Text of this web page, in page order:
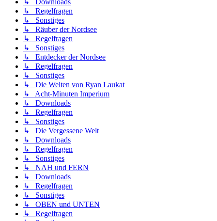
↳ Downloads
↳ Regelfragen
↳ Sonstiges
↳ Räuber der Nordsee
↳ Regelfragen
↳ Sonstiges
↳ Entdecker der Nordsee
↳ Regelfragen
↳ Sonstiges
↳ Die Welten von Ryan Laukat
↳ Acht-Minuten Imperium
↳ Downloads
↳ Regelfragen
↳ Sonstiges
↳ Die Vergessene Welt
↳ Downloads
↳ Regelfragen
↳ Sonstiges
↳ NAH und FERN
↳ Downloads
↳ Regelfragen
↳ Sonstiges
↳ OBEN und UNTEN
↳ Regelfragen